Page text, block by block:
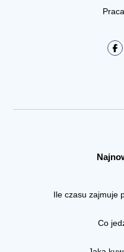
Ile czasu zajmuje
Co